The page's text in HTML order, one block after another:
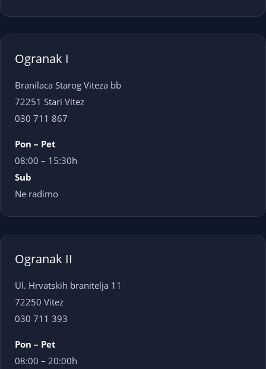
Ogranak I
Branilaca Starog Viteza bb
72251 Stari Vitez
030 711 867
Pon – Pet
08:00 – 15:30h
Sub
Ne radimo
Ogranak II
Ul. Hrvatskih branitelja 11
72250 Vitez
030 711 393
Pon – Pet
08:00 – 20:00h